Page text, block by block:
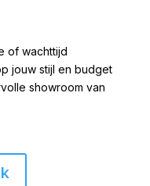
of wachttijd
jouw stijl en budget
showroom van